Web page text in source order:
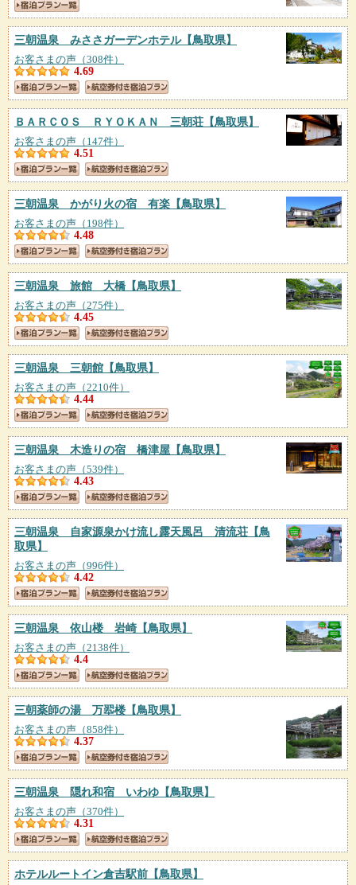
三朝温泉 みささガーデンホテル【鳥取県】
お客さまの声（308件）
4.69
ＢＡＲＣＯＳ ＲＹＯＫＡＮ 三朝荘 【鳥取県】
お客さまの声（147件）
4.51
三朝温泉 かがり火の宿 有楽 【鳥取県】
お客さまの声（198件）
4.48
三朝温泉 旅館 大橋【鳥取県】
お客さまの声（275件）
4.45
三朝温泉 三朝館 【鳥取県】
お客さまの声（2210件）
4.44
三朝温泉 木造りの宿 橋津屋 【鳥取県】
お客さまの声（539件）
4.43
三朝温泉 自家源泉かけ流し露天風呂 清流荘 【鳥
取県】
お客さまの声（996件）
4.42
三朝温泉 依山楼 岩崎 【鳥取県】
お客さまの声（2138件）
4.4
三朝薬師の湯 万翆楼 【鳥取県】
お客さまの声（858件）
4.37
三朝温泉 隠れ和宿 いわゆ 【鳥取県】
お客さまの声（370件）
4.31
ホテルルートイン倉吉駅前 【鳥取県】